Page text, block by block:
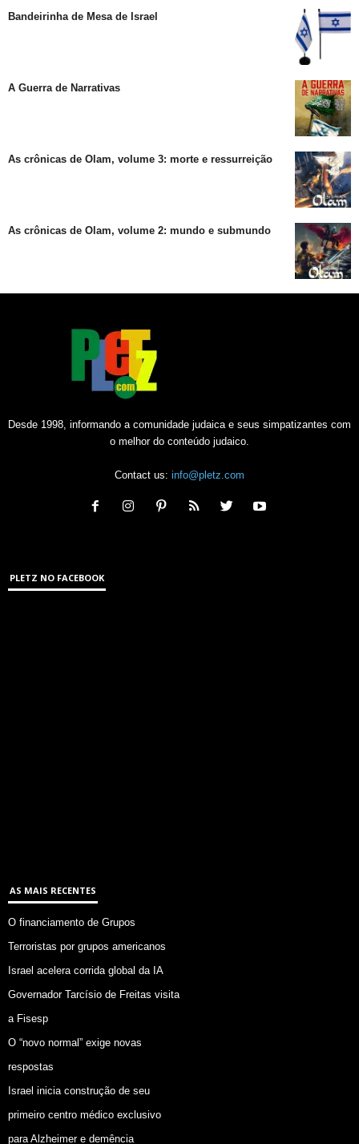
Bandeirinha de Mesa de Israel
A Guerra de Narrativas
As crônicas de Olam, volume 3: morte e ressurreição
As crônicas de Olam, volume 2: mundo e submundo
Desde 1998, informando a comunidade judaica e seus simpatizantes com
o melhor do conteúdo judaico.
Contact us: info@pletz.com
PLETZ NO FACEBOOK
AS MAIS RECENTES
O financiamento de Grupos
Terroristas por grupos americanos
Israel acelera corrida global da IA
Governador Tarcísio de Freitas visita
a Fisesp
O “novo normal” exige novas
respostas
Israel inicia construção de seu
primeiro centro médico exclusivo
para Alzheimer e demência